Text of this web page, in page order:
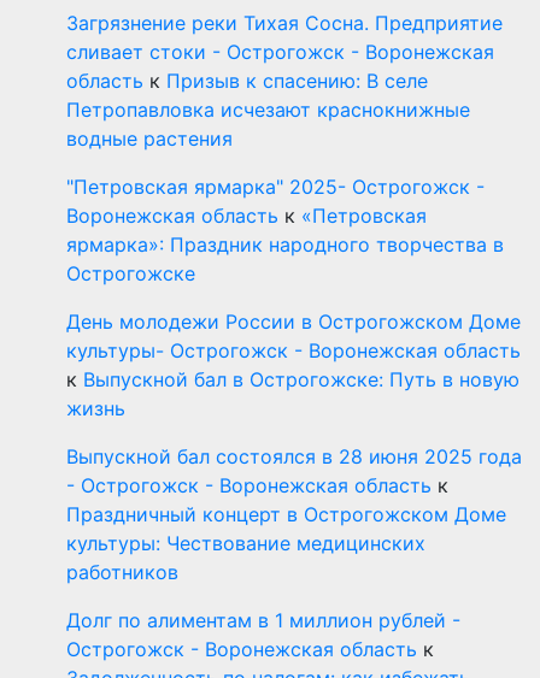
Загрязнение реки Тихая Сосна. Предприятие
сливает стоки - Острогожск - Воронежская
область к Призыв к спасению: В селе
Петропавловка исчезают краснокнижные
водные растения
"Петровская ярмарка" 2025- Острогожск -
Воронежская область к «Петровская
ярмарка»: Праздник народного творчества в
Острогожске
День молодежи России в Острогожском Доме
культуры- Острогожск - Воронежская область
к Выпускной бал в Острогожске: Путь в новую
жизнь
Выпускной бал состоялся в 28 июня 2025 года
- Острогожск - Воронежская область к
Праздничный концерт в Острогожском Доме
культуры: Чествование медицинских
работников
Долг по алиментам в 1 миллион рублей -
Острогожск - Воронежская область к